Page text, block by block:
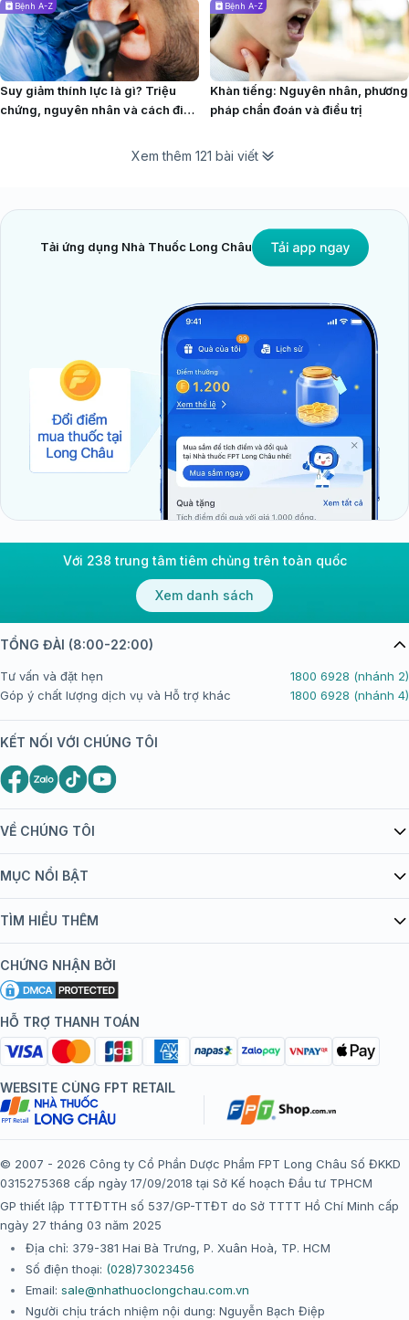
Bệnh A-Z
Suy giảm thính lực là gì? Triệu
chứng, nguyên nhân và cách điều
Bệnh A-Z
Khàn tiếng: Nguyên nhân, phương
pháp chẩn đoán và điều trị
Xem thêm 121 bài viết
Tải ứng dụng Nhà Thuốc Long Châu
Với 238 trung tâm tiêm chủng trên toàn quốc
Xem danh sách
VỀ CHÚNG TÔI
Giới thiệu Tiêm Chủng FPT Long Châu
bán hàng
Chính sách nội dung
Chính sách bảo mật
Chính sách bảo mật dữ liệu cá nhân
Chính sách thanh toán
Chính sách đổi trả gói, mũi tiêm tại trung tâm tiêm chủng
FPT Long Châu
Thể lệ chương trình “Tích điểm nhận đặc quyền”
MỤC NỔI BẬT
Danh mục vắc xin
Đội ngũ bác sĩ, chuyên gia
Hệ thống trung tâm tiêm chủng
TÌM HIỂU THÊM
Khuyến mãi
Tôi nên tiêm gì?
Tiêm chủng đi nước ngoài
CHỨNG NHẬN BỞI
HỖ TRỢ THANH TOÁN
TỔNG ĐÀI (8:00-22:00)
Tư vấn và đặt hẹn
1800 6928 (nhánh 2)
Góp ý chất lượng dịch vụ và Hỗ trợ khác
1800 6928 (nhánh 4)
KẾT NỐI VỚI CHÚNG TÔI
WEBSITE CÙNG FPT RETAIL
© 2007 - 2026 Công ty Cổ Phần Dược Phẩm FPT Long Châu Số ĐKKD
0315275368 cấp ngày 17/09/2018 tại Sở Kế hoạch Đầu tư TPHCM
GP thiết lập TTTĐTTH số 537/GP-TTĐT do Sở TTTT Hồ Chí Minh cấp
ngày 27 tháng 03 năm 2025
Địa chỉ: 379-381 Hai Bà Trưng, P. Xuân Hoà, TP. HCM
Số điện thoại: (028)73023456
Email: sale@nhathuoclongchau.com.vn
Người chịu trách nhiệm nội dung: Nguyễn Bạch Điệp